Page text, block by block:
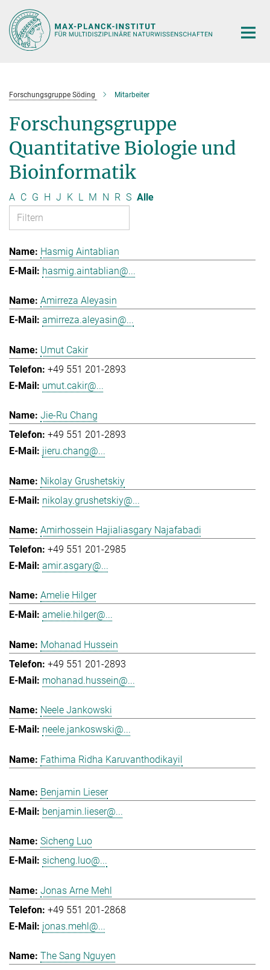
Hauptinhalt
Forschungsgruppe Söding Mitarbeiter
Forschungsgruppe
Quantitative Biologie und
Bioinformatik
A C G H J K L M N R S Alle
Hasmig Aintablian
hasmig.aintablian@...
Amirreza Aleyasin
amirreza.aleyasin@...
Umut Cakir
+49 551 201-2893
umut.cakir@...
Jie-Ru Chang
+49 551 201-2893
jieru.chang@...
Nikolay Grushetskiy
nikolay.grushetskiy@...
Amirhossein Hajialiasgary Najafabadi
+49 551 201-2985
amir.asgary@...
Amelie Hilger
amelie.hilger@...
Mohanad Hussein
+49 551 201-2893
mohanad.hussein@...
Neele Jankowski
neele.jankoswski@...
Fathima Ridha Karuvanthodikayil
Benjamin Lieser
benjamin.lieser@...
Sicheng Luo
sicheng.luo@...
Jonas Arne Mehl
+49 551 201-2868
jonas.mehl@...
The Sang Nguyen